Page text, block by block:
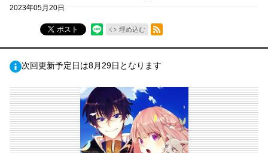
2023年05月20日
ポスト 埋め込む
RSSフィード
次回更新予定日は8月29日となります